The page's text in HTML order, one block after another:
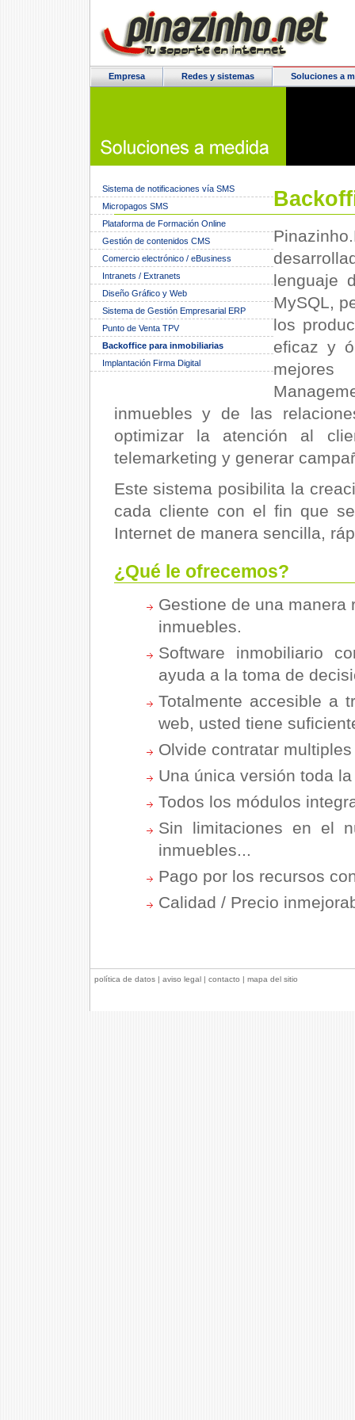
Empresa Redes y sistemas Soluciones a
Sistema de notificaciones vía SMS
Micropagos SMS
Plataforma de Formación Online
Gestión de contenidos CMS
Comercio electrónico / eBusiness
Intranets / Extranets
Diseño Gráfico y Web
Sistema de Gestión Empresarial ERP
Punto de Venta TPV
Backoffice para inmobiliarias
Implantación Firma Digital
lenguaje
MySQL,
los
eficaz y
inmuebles y de las
optimizar la atención al
telemarketing y generar
Este sistema posibilita la
cada cliente con el fin que
Internet de manera sencilla,
¿Qué le ofrecemos?
Gestione de una manera
inmuebles.
Software inmobiliario
ayuda a la toma de
Totalmente accesible a
web, usted tiene
Olvide contratar
Una única versión toda
Todos los módulos
Sin limitaciones en el
inmuebles...
Pago por los recursos
Calidad / Precio
política de datos| aviso legal| contacto | mapa del sitio